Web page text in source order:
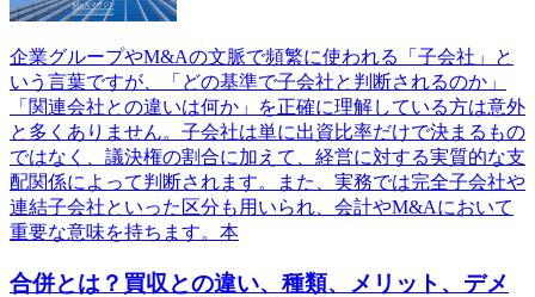
企業グループやM&Aの文脈で頻繁に使われる「子会社」と
いう言葉ですが、「どの基準で子会社と判断されるのか」
「関連会社との違いは何か」を正確に理解している方は意外
と多くありません。子会社は単に出資比率だけで決まるもの
ではなく、議決権の割合に加えて、経営に対する実質的な支
配関係によって判断されます。また、実務では完全子会社や
連結子会社といった区分も用いられ、会計やM&Aにおいて
重要な意味を持ちます。本
合併とは？買収との違い、種類、メリット、デメ